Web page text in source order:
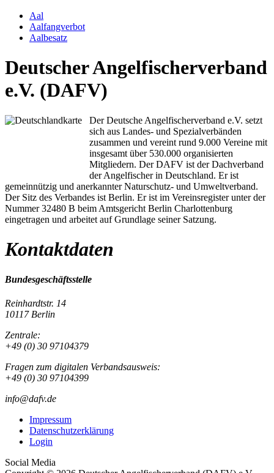
Aal
Aalfangverbot
Aalbesatz
Deutscher Angelfischerverband
e.V. (DAFV)
Der Deutsche Angelfischerverband e.V. setzt
sich aus Landes- und Spezialverbänden
zusammen und vereint rund 9.000 Vereine mit
insgesamt über 530.000 organisierten
Mitgliedern. Der DAFV ist der Dachverband
der Angelfischer in Deutschland. Er ist
gemeinnützig und anerkannter Naturschutz- und Umweltverband.
Der Sitz des Verbandes ist Berlin. Er ist im Vereinsregister unter der
Nummer 32480 B beim Amtsgericht Berlin Charlottenburg
eingetragen und arbeitet auf Grundlage seiner Satzung.
Kontaktdaten
Bundesgeschäftsstelle
Reinhardtstr. 14
10117 Berlin
Zentrale:
+49 (0) 30 97104379
Fragen zum digitalen Verbandsausweis:
+49 (0) 30 97104399
info@dafv.de
Impressum
Datenschutzerklärung
Login
Social Media